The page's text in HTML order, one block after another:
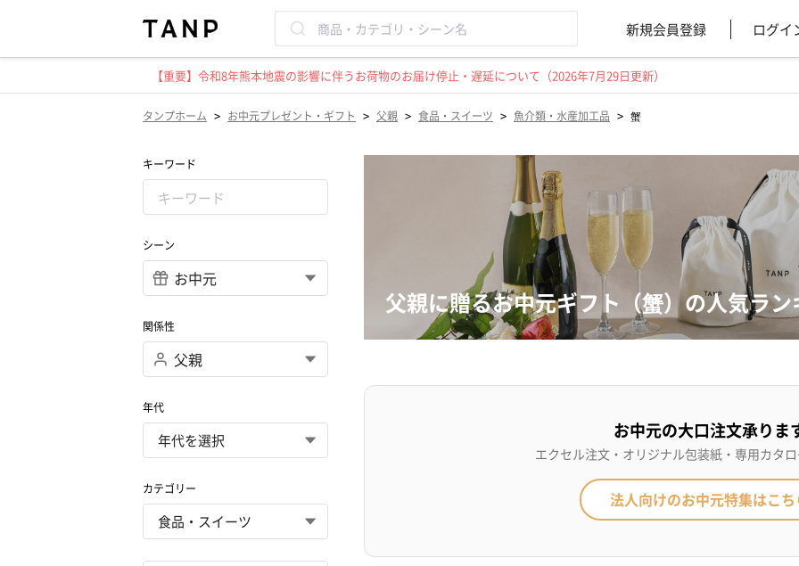
新規会員登録 ログイ
【重要】令和8年熊本地震の影響に伴うお荷物のお届け停止・遅延について（2026年7月29日更新）
タンプホーム > お中元プレゼント・ギフト > 父親 > 食品・スイーツ > 魚介類・水産加工品 > 蟹
キーワード
シーン
関係性
年代
カテゴリー
父親に贈るお中元ギフト（蟹）の人気ラン
お中元の大口注文承りま
エクセル注文・オリジナル包装紙・専用カタ
法人向けのお中元特集はこち